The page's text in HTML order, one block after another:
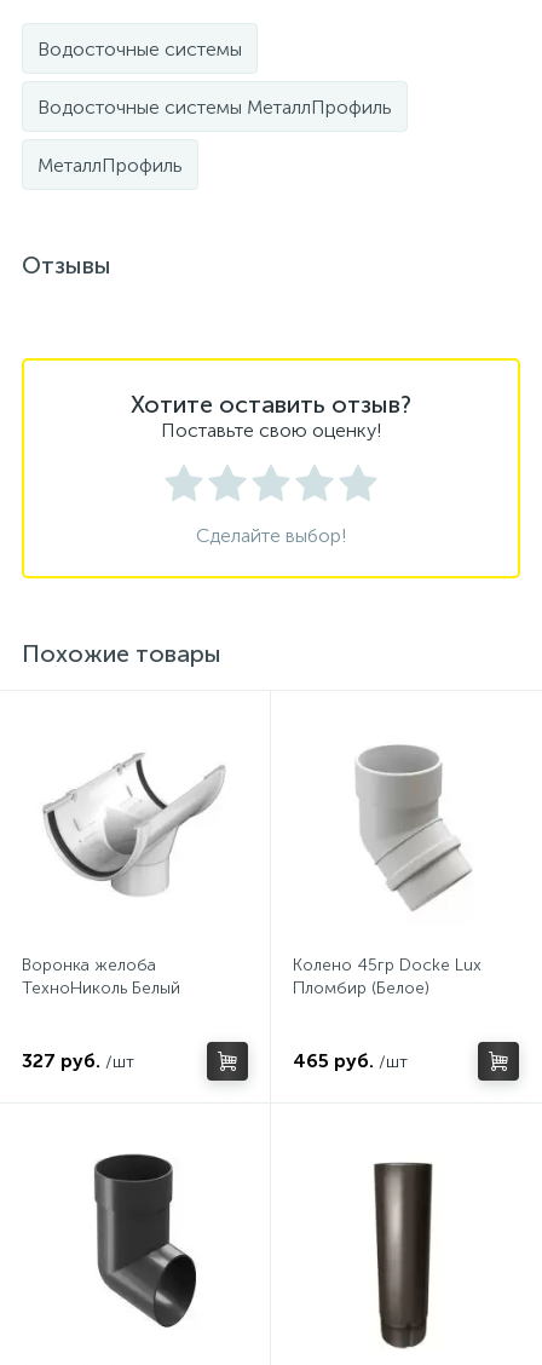
Водосточные системы
Водосточные системы МеталлПрофиль
МеталлПрофиль
Отзывы
Хотите оставить отзыв?
Поставьте свою оценку!
Сделайте выбор!
Похожие товары
Воронка желоба
ТехноНиколь Белый
327 руб. /шт
Колено 45гр Docke Lux
Пломбир (Белое)
465 руб. /шт